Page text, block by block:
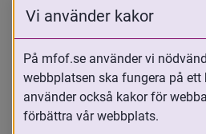
Skriv ut
Vi använder kakor
På mfof.se använder vi
webbplatsen ska fungera på
använder också kakor för
förbättra vår webbplats.